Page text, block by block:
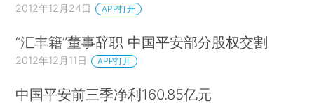
2012年12月24日 APP打开
“汇丰籍”董事辞职 中国平安部分股权交割
2012年12月11日 APP打开
中国平安前三季净利160.85亿元